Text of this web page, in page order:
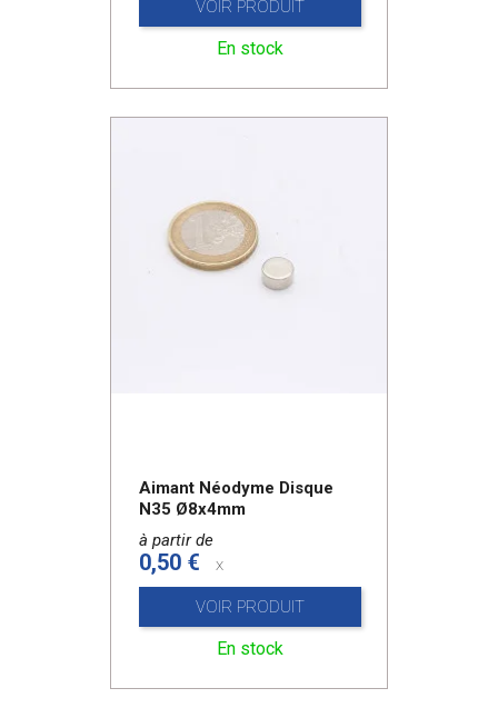
VOIR PRODUIT
En stock
Aimant Néodyme Disque
N35 Ø8x4mm
à partir de
0,50 € x
VOIR PRODUIT
En stock